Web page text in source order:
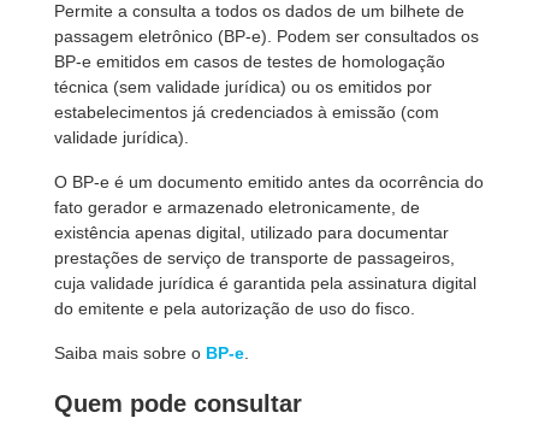
Permite a consulta a todos os dados de um bilhete de
passagem eletrônico (BP-e). Podem ser consultados os
BP-e emitidos em casos de testes de homologação
técnica (sem validade jurídica) ou os emitidos por
estabelecimentos já credenciados à emissão (com
validade jurídica).
O BP-e é um documento emitido antes da ocorrência do
fato gerador e armazenado eletronicamente, de
existência apenas digital, utilizado para documentar
prestações de serviço de transporte de passageiros,
cuja validade jurídica é garantida pela assinatura digital
do emitente e pela autorização de uso do fisco.
Saiba mais sobre o BP-e
Quem pode consultar